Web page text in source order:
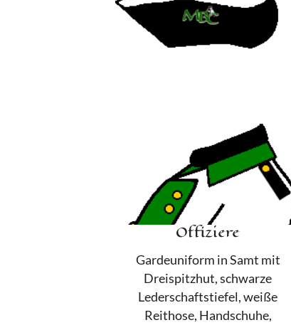
Offiziere
Gardeuniform in Samt mit
Dreispitzhut, schwarze
Lederschaftstiefel, weiße
Reithose, Handschuhe,